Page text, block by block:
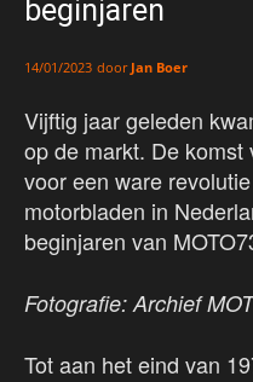
beginjaren
14/01/2023 door Jan Boer
Vijftig jaar geleden
op de markt. De
voor een ware
motorbladen in
beginjaren van
Fotografie: Archief
Tot aan het eind van